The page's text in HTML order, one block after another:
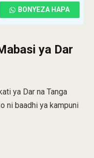
BONYEZA HAPA
ya Dar
ya Dar na Tanga
ni baadhi ya kampuni